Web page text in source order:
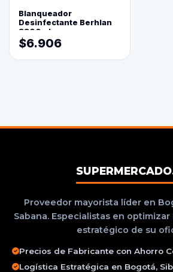
Blanqueador
Desinfectante Berhlan
3800ml
$6.906
Proveedor mayorista líder en
Sabana. Especialistas en
estratégico de su
Precios de Fabricante con Ahorro
Logística Estratégica en Bogotá,